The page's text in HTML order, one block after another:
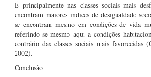
É principalmente nas classes sociais mais
encontram maiores índices de desigualdade
se encontram mesmo em condições de vida
referindo-se mesmo aqui a condições
contrário das classes sociais mais favorecidas
2002).
Conclusão